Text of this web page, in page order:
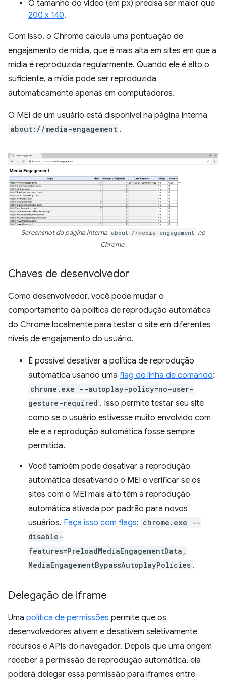
O tamanho do vídeo (em px) precisa ser maior que
200 x 140.
Com isso, o Chrome calcula uma pontuação de
engajamento de mídia, que é mais alta em sites em que a
mídia é reproduzida regularmente. Quando ele é alto o
suficiente, a mídia pode ser reproduzida
automaticamente apenas em computadores.
O MEI de um usuário está disponível na página interna
about://media-engagement .
Screenshot da página interna about://media-engagement no
Chrome.
Chaves de desenvolvedor
Como desenvolvedor, você pode mudar o
comportamento da política de reprodução automática
do Chrome localmente para testar o site em diferentes
níveis de engajamento do usuário.
É possível desativar a política de reprodução
automática usando uma flag de linha de comando:
chrome.exe --autoplay-policy=no-user-
gesture-required . Isso permite testar seu site
como se o usuário estivesse muito envolvido com
ele e a reprodução automática fosse sempre
permitida.
Você também pode desativar a reprodução
automática desativando o MEI e verificar se os
sites com o MEI mais alto têm a reprodução
automática ativada por padrão para novos
usuários. Faça isso com flags: chrome.exe --
disable-
features=PreloadMediaEngagementData,
MediaEngagementBypassAutoplayPolicies .
Delegação de iframe
Uma política de permissões permite que os
desenvolvedores ativem e desativem seletivamente
recursos e APIs do navegador. Depois que uma origem
receber a permissão de reprodução automática, ela
poderá delegar essa permissão para iframes entre